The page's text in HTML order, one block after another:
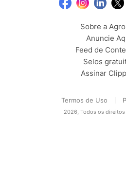
Sobre a
Anuncie
Feed de
Selos
Assinar
Termos de Uso
2026, Todos os direitos